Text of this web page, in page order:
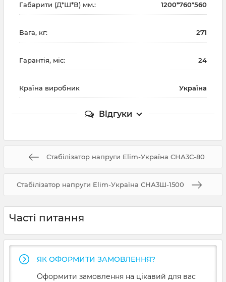
Габарити (Д*Ш*В) мм.: 1200*760*560
Вага, кг: 271
Гарантія, міс: 24
Країна виробник Україна
Відгуки
Стабілізатор напруги Elim-Україна СНА3С-80
Стабілізатор напруги Elim-Україна СНА3Ш-1500
Часті питання
ЯК ОФОРМИТИ ЗАМОВЛЕННЯ?
Оформити замовлення на цікавий для вас